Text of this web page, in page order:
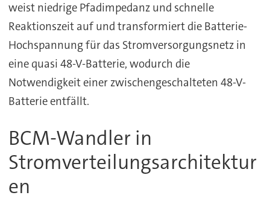
weist niedrige Pfadimpedanz und schnelle
Reaktionszeit auf und transformiert die Batterie-
Hochspannung für das Stromversorgungsnetz in
eine quasi 48-V-Batterie, wodurch die
Notwendigkeit einer zwischengeschalteten 48-V-
Batterie entfällt.
BCM-Wandler in
Stromverteilungsarchitektur
en